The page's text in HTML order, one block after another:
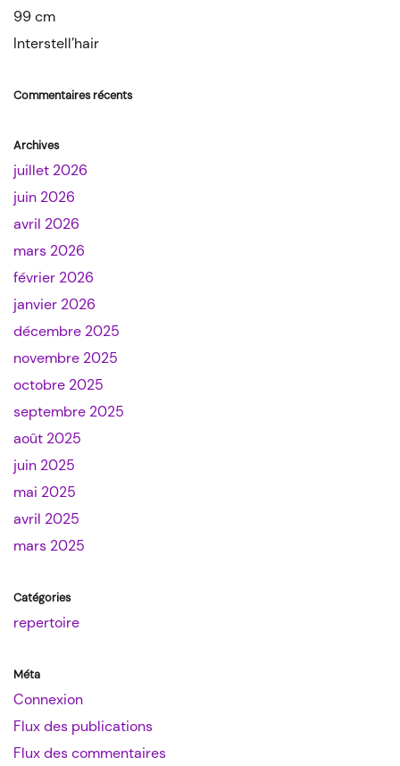
99 cm
Interstell’hair
Commentaires récents
Archives
juillet 2026
juin 2026
avril 2026
mars 2026
février 2026
janvier 2026
décembre 2025
novembre 2025
octobre 2025
septembre 2025
août 2025
juin 2025
mai 2025
avril 2025
mars 2025
Catégories
repertoire
Méta
Connexion
Flux des publications
Flux des commentaires